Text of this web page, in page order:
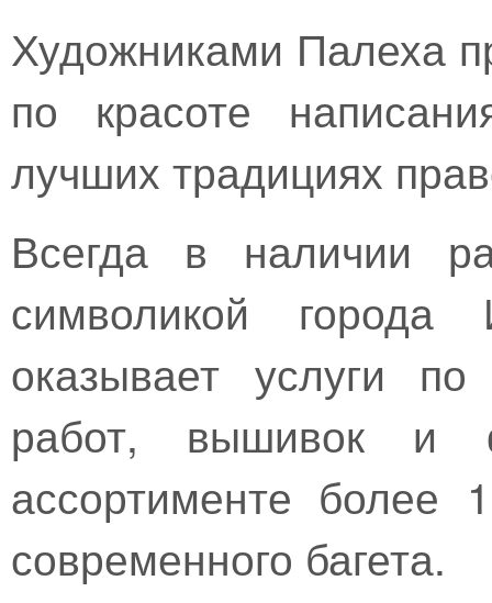
Художниками Палеха
по красоте
лучших традициях
Всегда в наличии
символикой города
оказывает услуги
работ, вышивок и
ассортименте более
современного багета.